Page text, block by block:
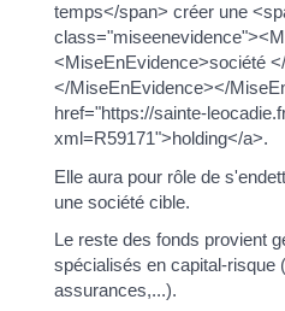
temps</span> créer une
<MiseEnEvidence>société
</MiseEnEvidence></
href="https://sainte-
xml=R59171">holding</a>.
Elle aura pour rôle de
une société cible.
Le reste des fonds provient
spécialisés en capital-risque
assurances,...).